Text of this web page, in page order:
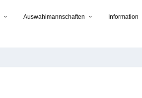
Auswahlmannschaften Information